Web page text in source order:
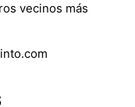
vecinos más